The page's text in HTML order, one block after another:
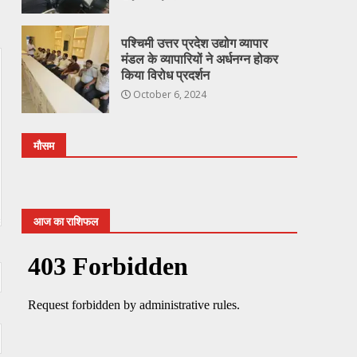
पश्चिमी उत्तर प्रदेश उद्योग व्यापार
मंडल के व्यापारियों ने अर्धनग्न होकर
किया विरोध प्रदर्शन
October 6, 2024
मौसम
आज का राशिफल